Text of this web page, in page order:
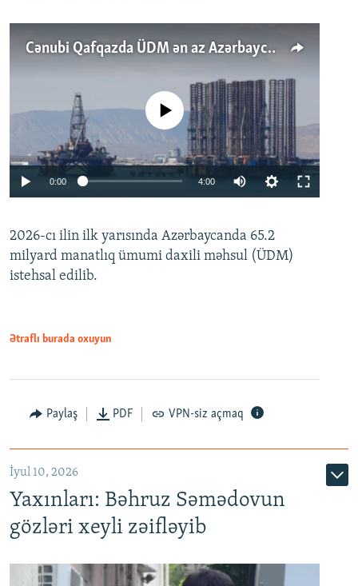
Cənubi Qafqazda ÜDM ən az Azərbaycanda artır: Qonşuları niyə Bakını qabaqlaya bilir?
Auto 240p 360p 480p
No media source currently available
0:00 4:00
360p
480p
2026-cı ilin ilk yarısında Azərbaycanda 65.2
milyard manatlıq ümumi daxili məhsul (ÜDM)
istehsal edilib.
Ətraflı burada oxuyun
Paylaş PDF VPN-siz açmaq
İyul 10, 2026
Yaxınları: Bəhruz Səmədovun
gözləri xeyli zəifləyib